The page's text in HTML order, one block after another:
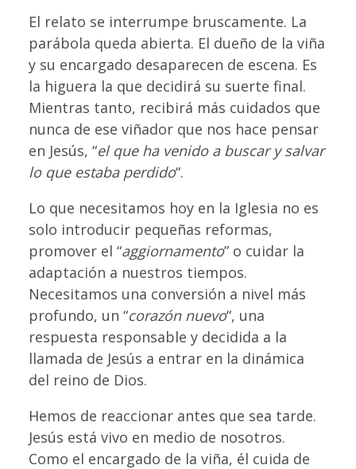
El relato se interrumpe bruscamente. La
parábola queda abierta. El dueño de la viña
y su encargado desaparecen de escena. Es
la higuera la que decidirá su suerte final.
Mientras tanto, recibirá más cuidados que
nunca de ese viñador que nos hace pensar
en Jesús, “el que ha venido a buscar y salvar
lo que estaba perdido“.
Lo que necesitamos hoy en la Iglesia no es
solo introducir pequeñas reformas,
promover el “aggiornamento” o cuidar la
adaptación a nuestros tiempos.
Necesitamos una conversión a nivel más
profundo, un “corazón nuevo“, una
respuesta responsable y decidida a la
llamada de Jesús a entrar en la dinámica
del reino de Dios.
Hemos de reaccionar antes que sea tarde.
Jesús está vivo en medio de nosotros.
Como el encargado de la viña, él cuida de